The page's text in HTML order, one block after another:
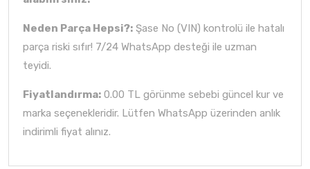
Neden Parça Hepsi?: Şase No (VIN) kontrolü ile hatalı
parça riski sıfır! 7/24 WhatsApp desteği ile uzman
teyidi.
Fiyatlandırma: 0.00 TL görünme sebebi güncel kur ve
marka seçenekleridir. Lütfen WhatsApp üzerinden anlık
indirimli fiyat alınız.